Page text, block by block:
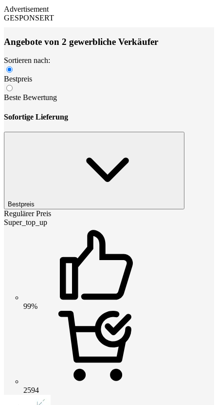
Advertisement
GESPONSERT
Angebote von 2 gewerbliche Verkäufer
Sortieren nach:
Bestpreis
Beste Bewertung
Sofortige Lieferung
Bestpreis
Regulärer Preis
Super_top_up
99%
2594